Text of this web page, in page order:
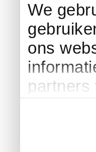
We
ons
partners